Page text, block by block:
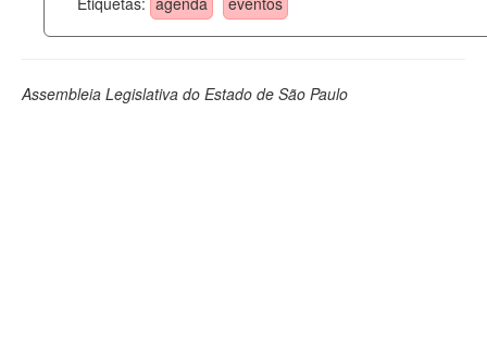
Assembleia Legislativa do Estado de São Paulo